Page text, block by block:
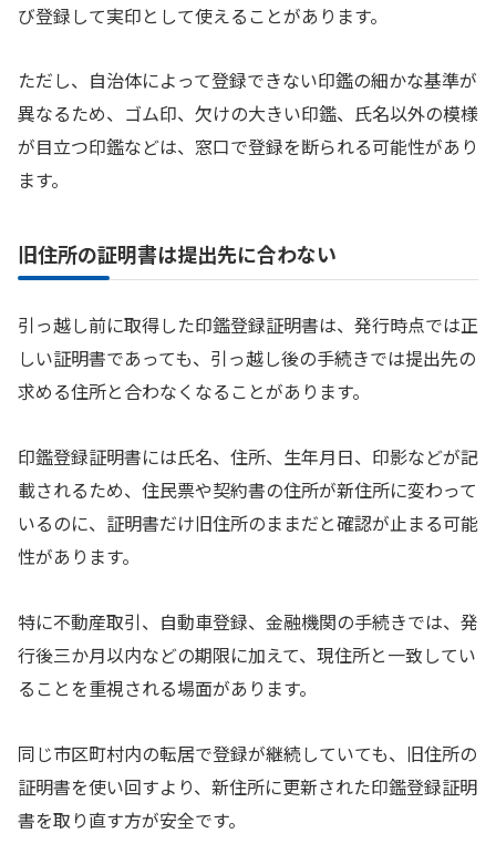
び登録して実印として使えることがあります。
ただし、自治体によって登録できない印鑑の細かな基準が
異なるため、ゴム印、欠けの大きい印鑑、氏名以外の模様
が目立つ印鑑などは、窓口で登録を断られる可能性があり
ます。
旧住所の証明書は提出先に合わない
引っ越し前に取得した印鑑登録証明書は、発行時点では正
しい証明書であっても、引っ越し後の手続きでは提出先の
求める住所と合わなくなることがあります。
印鑑登録証明書には氏名、住所、生年月日、印影などが記
載されるため、住民票や契約書の住所が新住所に変わって
いるのに、証明書だけ旧住所のままだと確認が止まる可能
性があります。
特に不動産取引、自動車登録、金融機関の手続きでは、発
行後三か月以内などの期限に加えて、現住所と一致してい
ることを重視される場面があります。
同じ市区町村内の転居で登録が継続していても、旧住所の
証明書を使い回すより、新住所に更新された印鑑登録証明
書を取り直す方が安全です。